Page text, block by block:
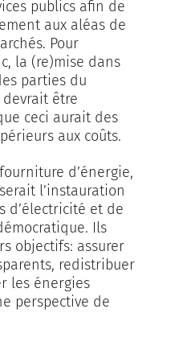
publics afin de
aux aléas de
Pour
la (re)mise dans
parties du
devrait être
ceci aurait des
aux coûts.
d’énergie,
l’instauration
d’électricité et de
Ils
objectifs: assurer
redistribuer
les énergies
perspective de